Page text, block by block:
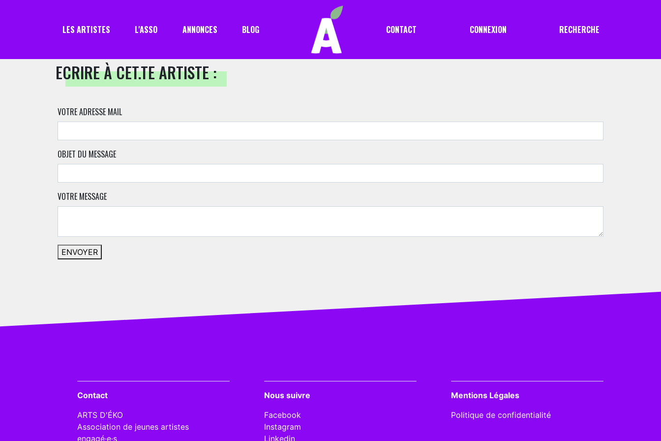
LES ARTISTES L'ASSO ANNONCES BLOG CONTACT CONNEXION RECHERCHE
ECRIRE À CET.TE ARTISTE :
VOTRE ADRESSE MAIL
OBJET DU MESSAGE
VOTRE MESSAGE
Contact
ARTS D'ÉKO
Association de jeunes artistes
engagé·e·s
Nous suivre
Facebook
Instagram
Linkedin
Mentions Légales
Politique de confidentialité